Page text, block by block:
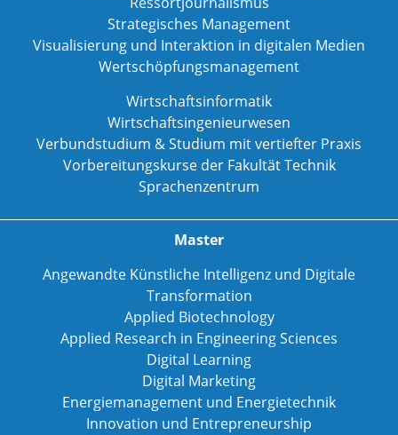
Strategisches Management
Visualisierung und Interaktion in digitalen Medien
Wertschöpfungsmanagement
Wirtschaftsinformatik
Wirtschaftsingenieurwesen
Verbundstudium & Studium mit vertiefter Praxis
Vorbereitungskurse der Fakultät Technik
Sprachenzentrum
Master
Angewandte Künstliche Intelligenz und Digitale
Transformation
Applied Biotechnology
Applied Research in Engineering Sciences
Digital Learning
Digital Marketing
Energiemanagement und Energietechnik
Innovation und Entrepreneurship